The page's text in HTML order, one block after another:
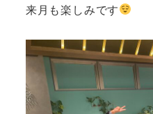
来月も楽しみです